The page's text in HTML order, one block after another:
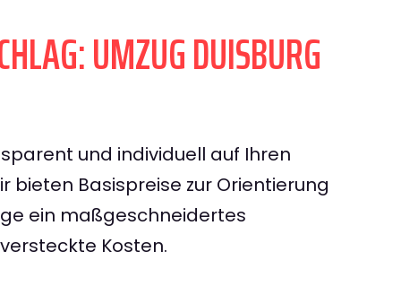
UMZUG DUISBURG
und individuell auf Ihren
bieten Basispreise zur Orientierung
ein maßgeschneidertes
Kosten.